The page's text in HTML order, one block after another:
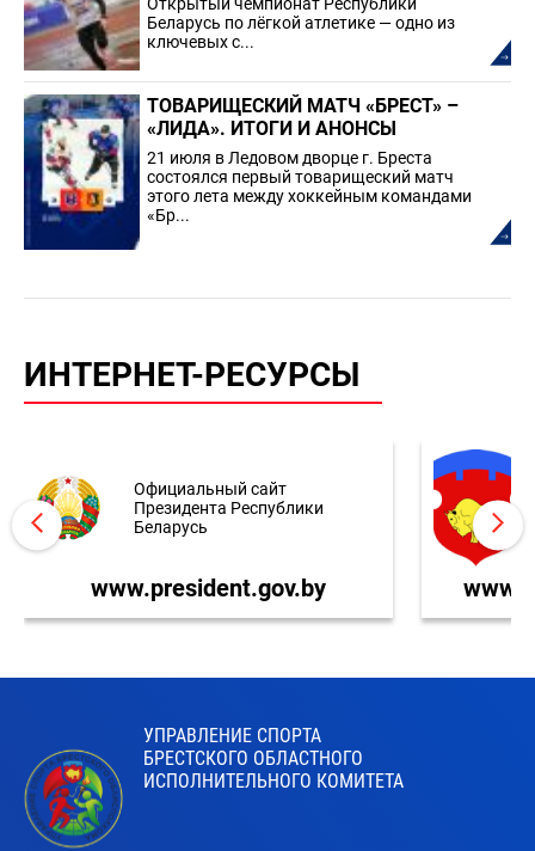
Беларусь по лёгкой атлетике — одно из
ключевых с...
ТОВАРИЩЕСКИЙ МАТЧ «БРЕСТ» –
«ЛИДА». ИТОГИ И АНОНСЫ
21 июля в Ледовом дворце г. Бреста
состоялся первый товарищеский матч
этого лета между хоккейным командами
«Бр...
ИНТЕРНЕТ-РЕСУРСЫ
Официальный сайт
Президента Республики
Беларусь
www.president.gov.by
УПРАВЛЕНИЕ СПОРТА
БРЕСТСКОГО ОБЛАСТНОГО
ИСПОЛНИТЕЛЬНОГО КОМИТЕТА